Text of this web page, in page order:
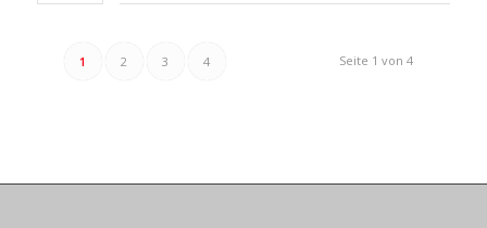
Seite 1 von 4
1 2 3 4